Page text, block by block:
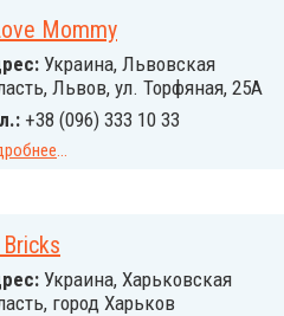
Mommy
Украина, Львовская
Львов, ул. Торфяная, 25А
+38 (096) 333 10 33
...
Bricks
Украина, Харьковская
город Харьков